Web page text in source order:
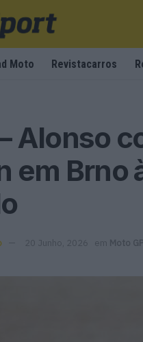
Moto Revistacarros
Alonso
em Brno
20 Junho, 2026 em Moto GP